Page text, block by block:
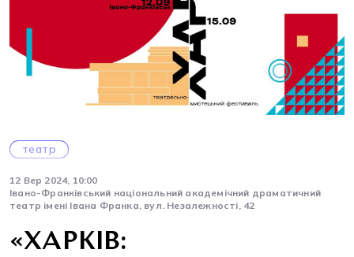
театр
12 Вер 2024, 10:00
Івано-Франківський національний академічний драматичний
театр імені Івана Франка, вул. Незалежності, 42
«ХАРКІВ: